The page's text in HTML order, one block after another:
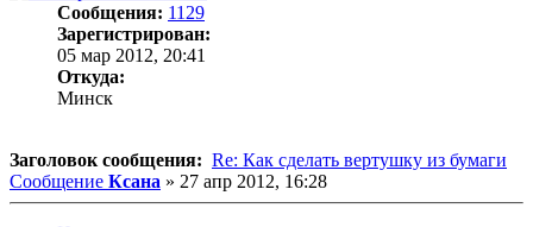
Сообщения: 1129
Зарегистрирован:
05 мар 2012, 20:41
Откуда:
Минск
Заголовок сообщения: Re: Как сделать вертушку из бумаги
Сообщение Ксана » 27 апр 2012, 16:28